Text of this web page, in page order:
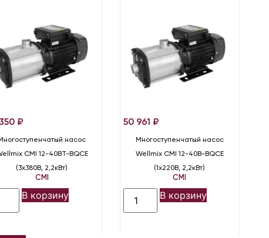
₽
насос
CMI 12-40BT-BQCE
(3х380В, 2,2кВт)
CMI
В корзину
50 961 ₽
Многоступенчатый насос
Wellmix CMI 12-40B-BQCE
(1х220В, 2,2кВт)
CMI
В корзину